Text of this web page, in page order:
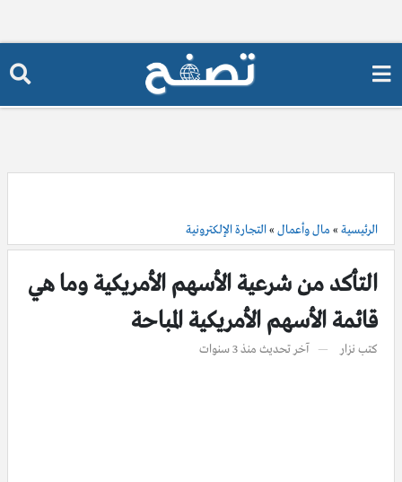
الرئيسية » مال وأعمال »التجارة الإلكترونية
التأكد من شرعية الأسهم الأمريكية وما هي
قائمة الأسهم الأمريكية المباحة
كتب نزار آخر تحديث منذ 3 سنوات